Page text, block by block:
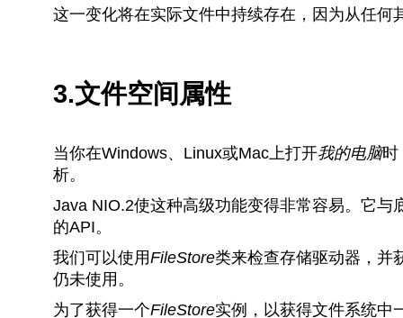
这一变化将在实际文件中持续存在，因为从任
3.文件空间属性
当你在Windows、Linux或Mac上打开我的电脑时
析。
Java NIO.2使这种高级功能变得非常容易。它
的API。
我们可以使用FileStore类来检查存储驱动器，并
仍未使用。
为了获得一个FileStore实例，以获得文件系统中